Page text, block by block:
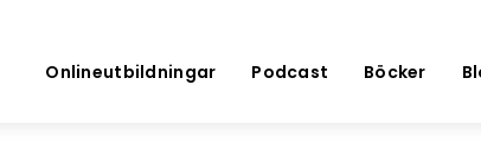
Onlineutbildningar Podcast Böcker